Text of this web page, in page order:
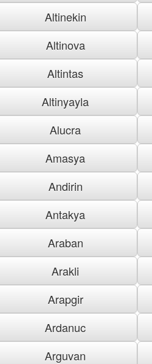
Altinekin
Altinova
Altintas
Altinyayla
Alucra
Amasya
Andirin
Antakya
Araban
Arakli
Arapgir
Ardanuc
Arguvan